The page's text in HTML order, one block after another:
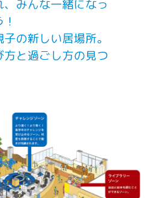
みんな一緒になっ
の新しい居場所。
と過ごし方の見つ